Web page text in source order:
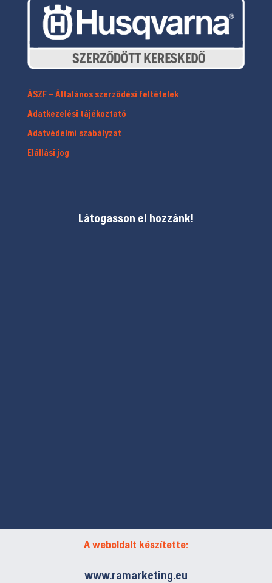
ÁSZF – Általános szerződési feltételek
Adatkezelési tájékoztató
Adatvédelmi szabályzat
Elállási jog
Látogasson el hozzánk!
A weboldalt készítette:
www.ramarketing.eu